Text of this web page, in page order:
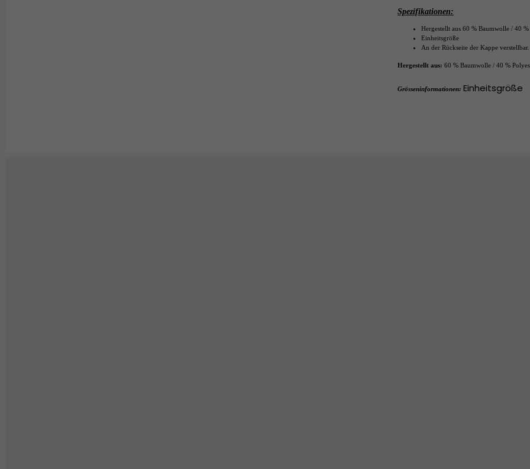
Spezifikationen:
Hergestellt aus 60 % Baumwolle / 40 %
Einheitsgröße
An der Rückseite der Kappe verstellbar.
Hergestellt aus: 60 % Baumwolle / 40 %
Grösseninformationen: Einheitsgröße